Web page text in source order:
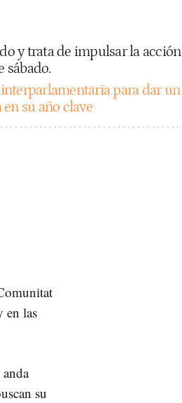
y trata de impulsar la acción
sábado.
para dar un
su año clave
en las
su